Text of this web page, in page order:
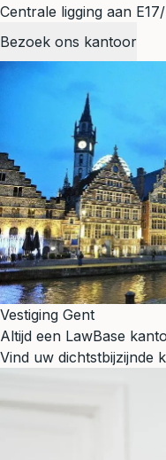
Centrale ligging aan
Bezoek ons kantoor
Vestiging Gent
Altijd een LawBase
Vind uw dichtstbijzijnde